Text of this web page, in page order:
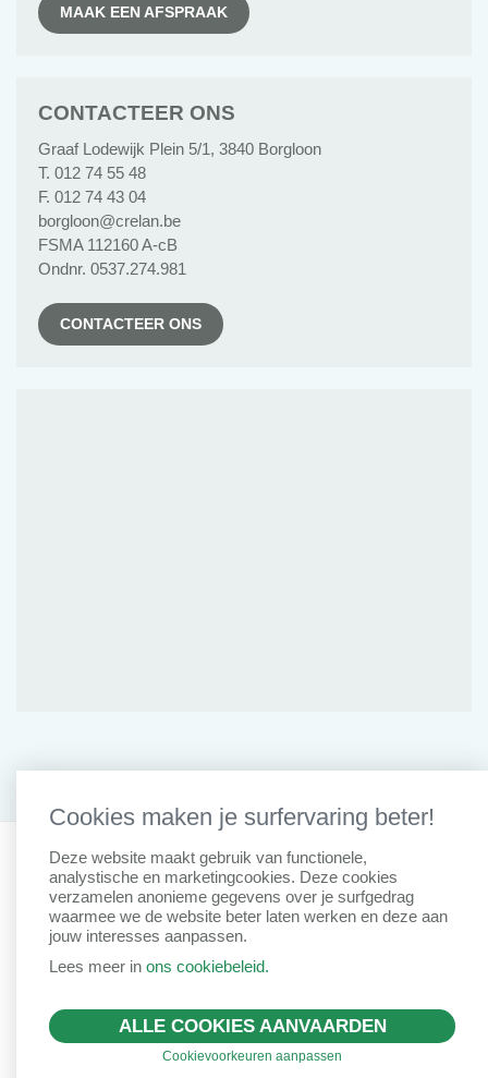
MAAK EEN AFSPRAAK
CONTACTEER ONS
Graaf Lodewijk Plein 5/1, 3840 Borgloon
T. 012 74 55 48
F. 012 74 43 04
borgloon@crelan.be
FSMA 112160 A-cB
Ondnr. 0537.274.981
CONTACTEER ONS
Privacy Clausule Disclaimer Cookiebeleid
IDD Richtlijn
Remuneratiebeleid
Created by Insucommerce
Cookies maken je surfervaring beter!
Deze website maakt gebruik van functionele,
analystische en marketingcookies. Deze cookies
verzamelen anonieme gegevens over je surfgedrag
waarmee we de website beter laten werken en deze aan
jouw interesses aanpassen.
Lees meer in ons cookiebeleid.
ALLE COOKIES AANVAARDEN
Cookievoorkeuren aanpassen